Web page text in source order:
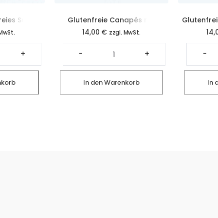
Saaten
(2
+
Glutenfreie Canapés mit
Parma-Schinken (4 Stück)
14,00 € zzgl. MwSt.
-
Glutenfreie
Canapés
mit
Parma-
Schinken
(4
Stück)
Menge
+
In den Warenkorb
-
In